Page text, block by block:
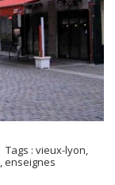
Tags :vieux-lyon,
,enseignes